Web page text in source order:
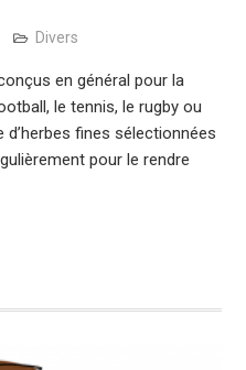
Divers
en général pour la
le tennis, le rugby ou
fines sélectionnées
pour le rendre